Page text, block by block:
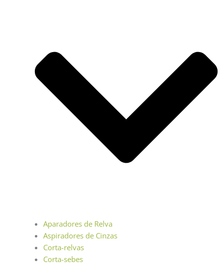
Aparadores de Relva
Aspiradores de Cinzas
Corta-relvas
Corta-sebes